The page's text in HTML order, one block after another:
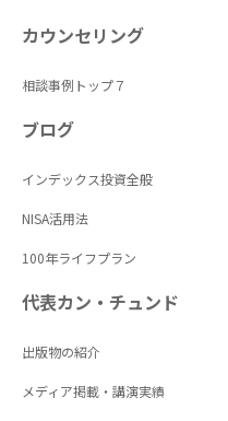
カウンセリング
相談事例トップ７
ブログ
インデックス投資全般
NISA活用法
100年ライフプラン
代表カン・チュンド
出版物の紹介
メディア掲載・講演実績